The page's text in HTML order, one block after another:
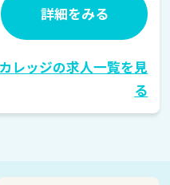
詳細をみる
レッジの求人一覧を見
る